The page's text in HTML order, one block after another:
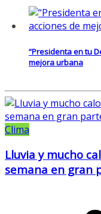
“Presidenta en tu
mejora urbana
Clima
Lluvia y mucho
semana en gran